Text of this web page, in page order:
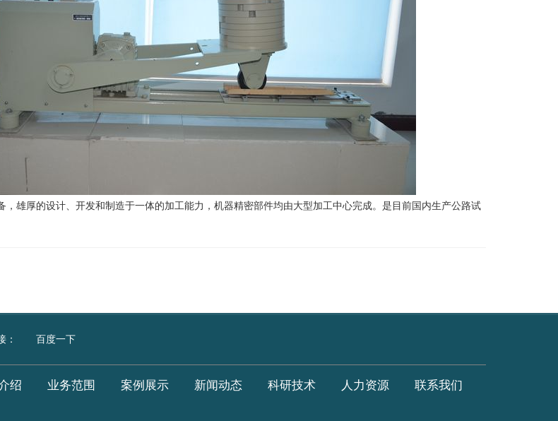
厚的设计、开发和制造于一体的加工能力，机器精密部件均由大型加工中心完成。是目前国内生产公路试
接： 百度一下
绍 业务范围 案例展示 新闻动态 科研技术 人力资源 联系我们